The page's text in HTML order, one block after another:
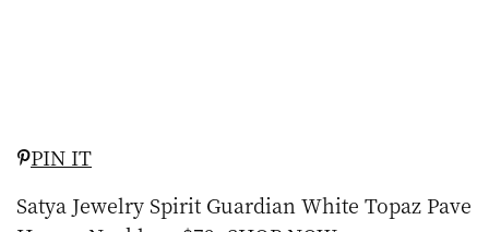
PIN IT
Satya Jewelry Spirit Guardian White Topaz Pave